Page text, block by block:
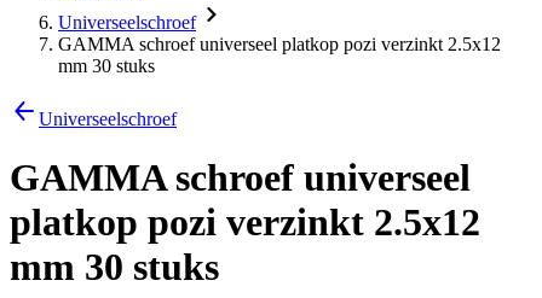
Universeelschroef
GAMMA schroef universeel platkop pozi verzinkt 2.5x12
mm 30 stuks
Universeelschroef
GAMMA schroef universeel
platkop pozi verzinkt 2.5x12
mm 30 stuks